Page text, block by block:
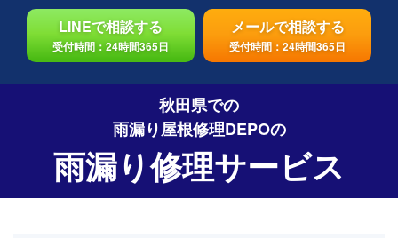
LINEで相談する
受付時間：24時間365日
メールで相談する
受付時間：24時間365日
秋田県での
雨漏り屋根修理DEPOの
雨漏り修理サービス